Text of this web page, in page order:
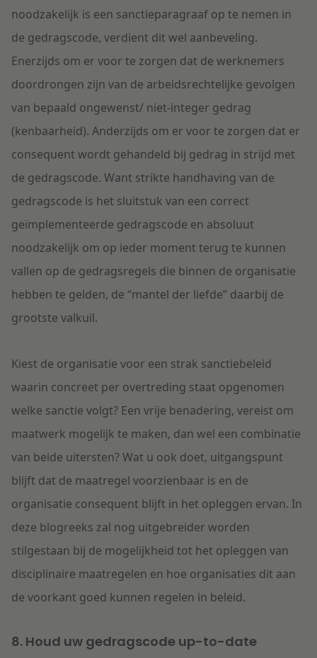
noodzakelijk is een sanctieparagraaf op te nemen in
de gedragscode, verdient dit wel aanbeveling.
Enerzijds om er voor te zorgen dat de werknemers
doordrongen zijn van de arbeidsrechtelijke gevolgen
van bepaald ongewenst/ niet-integer gedrag
(kenbaarheid). Anderzijds om er voor te zorgen dat er
consequent wordt gehandeld bij gedrag in strijd met
de gedragscode. Want strikte handhaving van de
gedragscode is het sluitstuk van een correct
geïmplementeerde gedragscode en absoluut
noodzakelijk om op ieder moment terug te kunnen
vallen op de gedragsregels die binnen de organisatie
hebben te gelden, de “mantel der liefde” daarbij de
grootste valkuil.
Kiest de organisatie voor een strak sanctiebeleid
waarin concreet per overtreding staat opgenomen
welke sanctie volgt? Een vrije benadering, vereist om
maatwerk mogelijk te maken, dan wel een combinatie
van beide uitersten? Wat u ook doet, uitgangspunt
blijft dat de maatregel voorzienbaar is en de
organisatie consequent blijft in het opleggen ervan. In
deze blogreeks zal nog uitgebreider worden
stilgestaan bij de mogelijkheid tot het opleggen van
disciplinaire maatregelen en hoe organisaties dit aan
de voorkant goed kunnen regelen in beleid.
8. Houd uw gedragscode up-to-date